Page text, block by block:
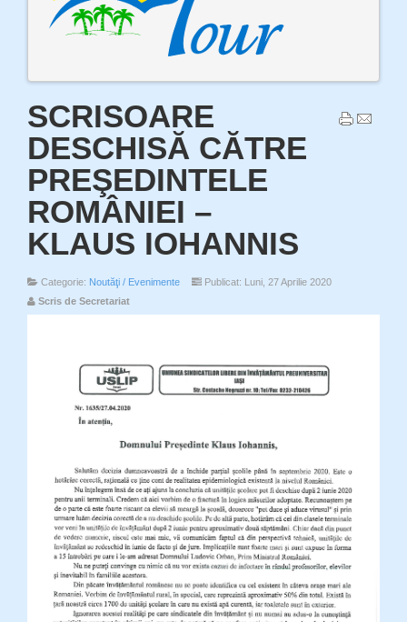
SCRISOARE
DESCHISĂ CĂTRE
PREŞEDINTELE
ROMÂNIEI –
KLAUS IOHANNIS
Categorie: Noutăţi / Evenimente
Publicat: Luni, 27 Aprilie 2020
Scris de Secretariat